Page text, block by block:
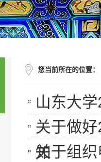
您当前所在的位置：
山东大
关于做
知
关于组